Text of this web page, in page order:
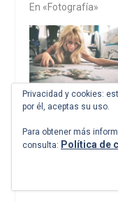
En «Fotografía»
Douglas
amigo del cine
29 de junio de 2025
En «Fotografía»
Privacidad y cookies:
por él, aceptas su uso.
Para obtener más
consulta: Política de